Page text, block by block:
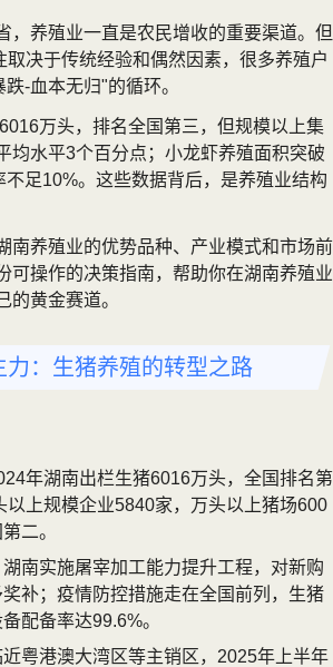
，养殖业一直是农民增收的重要渠道。但
决于传统经验和偶然因素，很多养殖户
-血本无归"的循环。
万头，排名全国第三，但规模以上集
均水平3个百分点；小龙虾养殖面积突破
足10%。这些数据背后，是养殖业结构
南养殖业的优势品种、产业模式和市场前
可操作的决策指南，帮助你在湖南养殖业
的黄金赛道。
力：生猪养殖的转型之路
年湖南出栏生猪6016万头，全国排名第
以上规模企业5840家，万头以上猪场600
二。
湖南实施屠宰加工能力提升工程，对新购
补；疫情防控措施走在全国前列，生猪
配备率达99.6%。
近粤港澳大湾区等主销区，2025年上半年